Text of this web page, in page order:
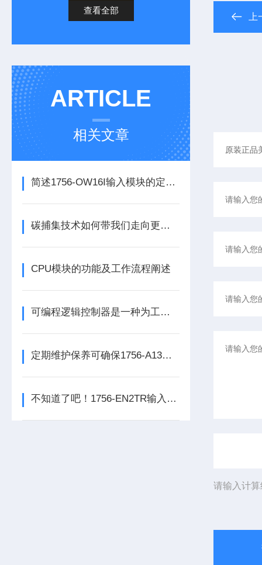
查看全部
ARTICLE
相关文章
简述1756-OW16I输入模块的定期维护保养建议
碳捕集技术如何带我们走向更洁净的未来？
CPU模块的功能及工作流程阐述
可编程逻辑控制器是一种为工业环境设计的数字运算操作电子系统
定期维护保养可确保1756-A13数字量输出模块的正常运行
不知道了吧！1756-EN2TR输入模块是数控系统动力的保障
请输入计